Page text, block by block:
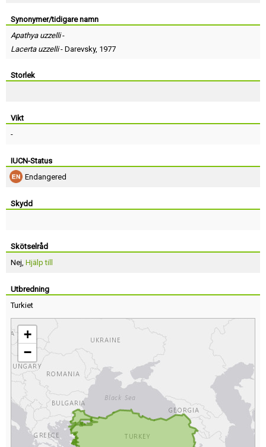
Synonymer/tidigare namn
Apathya uzzelli-
Lacerta uzzelli- Darevsky, 1977
Storlek
Vikt
-
IUCN-Status
Endangered
Skydd
Skötselråd
Nej, Hjälp till
Utbredning
Turkiet
+
−